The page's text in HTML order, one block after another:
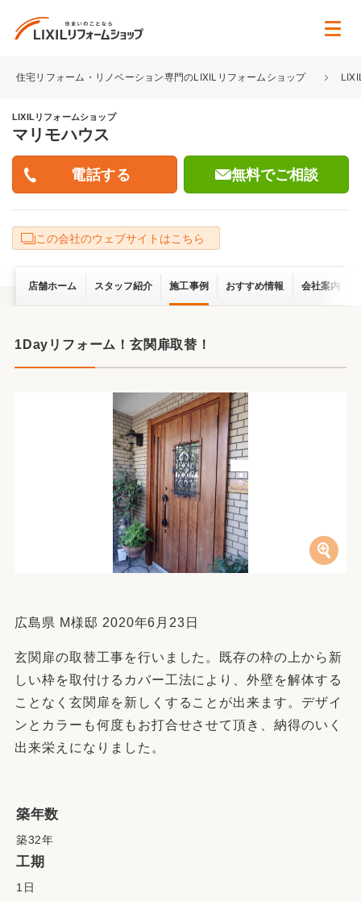
住宅リフォーム・リノベーション専門のLIXILリフォームショップ
LIXILリフォームショップ
マリモハウス
無料でご相談
この会社のウェブサイトはこちら
店舗ホーム スタッフ紹介 施工事例 おすすめ情報 会社案内
1Dayリフォーム！玄関扉取替！
広島県 M様邸 2020年6月23日
玄関扉の取替工事を行いました。既存の枠の上から新
しい枠を取付けるカバー工法により、外壁を解体する
ことなく玄関扉を新しくすることが出来ます。デザイ
ンとカラーも何度もお打合せさせて頂き、納得のいく
出来栄えになりました。
築年数
築32年
工期
1日